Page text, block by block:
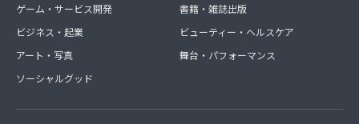
ゲーム・サービス開発
ビジネス・起業
アート・写真
ソーシャルグッド
書籍・雑誌出版
ビューティー・ヘルスケア
舞台・パフォーマンス